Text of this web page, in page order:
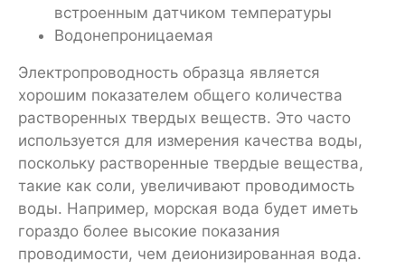
встроенным датчиком температуры
Водонепроницаемая
Электропроводность образца является
хорошим показателем общего количества
растворенных твердых веществ. Это часто
используется для измерения качества воды,
поскольку растворенные твердые вещества,
такие как соли, увеличивают проводимость
воды. Например, морская вода будет иметь
гораздо более высокие показания
проводимости, чем деионизированная вода.